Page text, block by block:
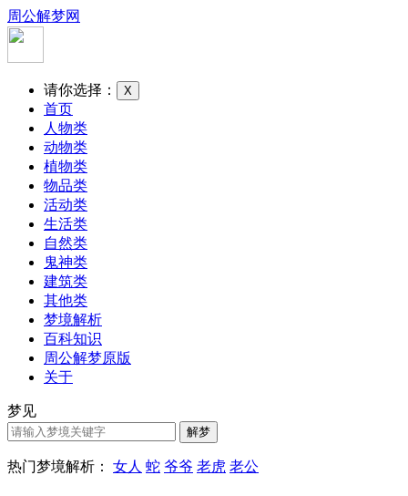
周公解梦网
请你选择： X
首页
人物类
动物类
植物类
物品类
活动类
生活类
自然类
鬼神类
建筑类
其他类
梦境解析
百科知识
周公解梦原版
关于
梦见
热门梦境解析： 女人 蛇 爷爷 老虎 老公